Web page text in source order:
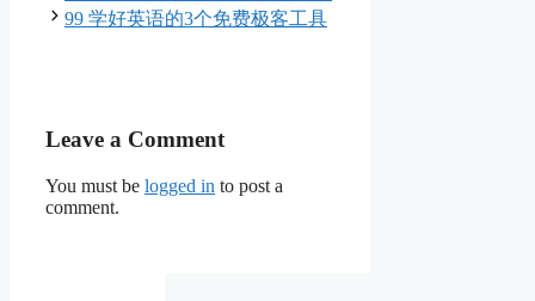
99 学好英语的3个免费极客工具
Leave a Comment
You must be logged in to post a
comment.